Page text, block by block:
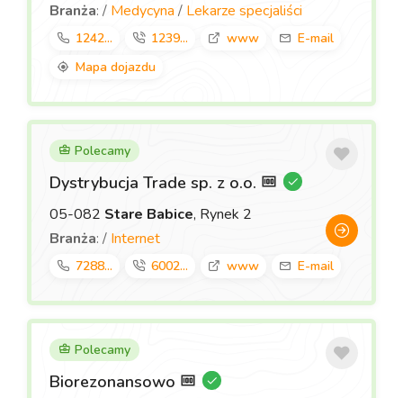
Branża: / Medycyna / Lekarze specjaliści
1242... 1239... www
E-mail
Mapa dojazdu
Polecamy
Dystrybucja Trade sp. z o.o.
05-082 Stare Babice, Rynek 2
Branża: / Internet
7288... 6002... www E-mail
Polecamy
Biorezonansowo